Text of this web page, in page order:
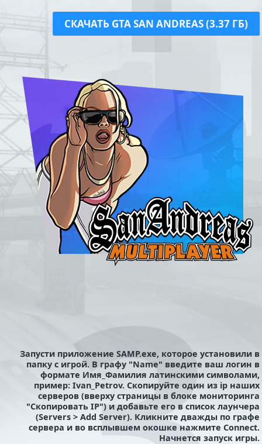
СКАЧАТЬ GTA SAN ANDREAS (3.37 ГБ)
Запусти приложение SAMP.exe, которое установили в
папку с игрой. В графу "Name" введите ваш логин в
формате Имя_Фамилия латинскими символами,
пример: Ivan_Petrov. Скопируйте один из ip наших
серверов (вверху страницы в блоке мониторинга
"Скопировать IP") и добавьте его в список лаунчера
(Servers > Add Server). Кликните дважды по графе
сервера и во всплывшем окошке нажмите Connect.
Начнется запуск игры.